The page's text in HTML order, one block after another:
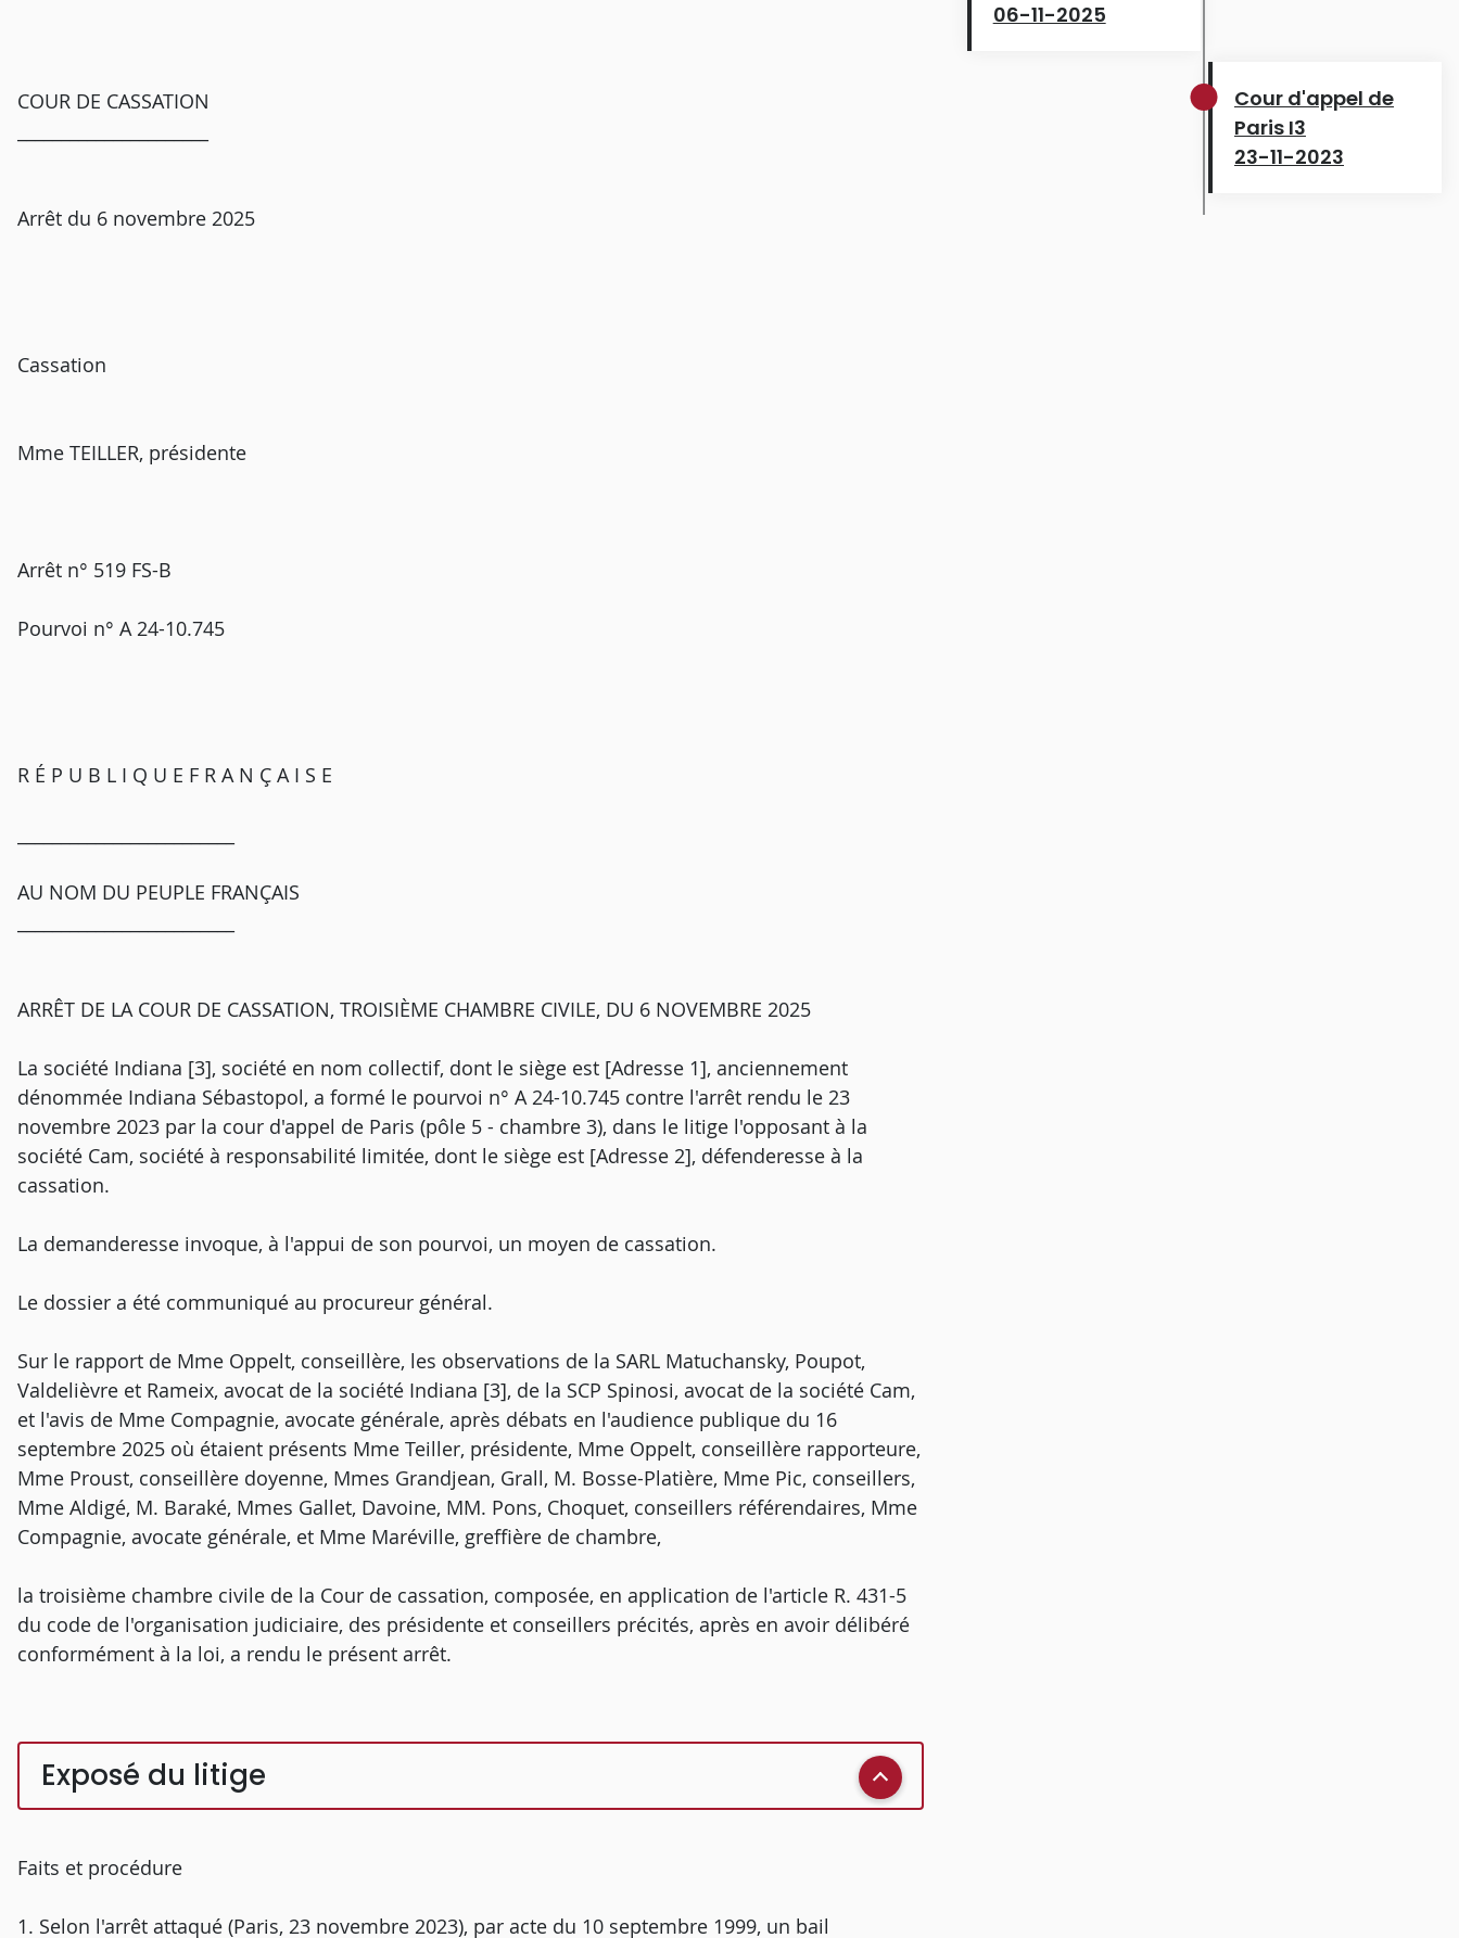
COUR DE CASSATION
Arrêt du 6 novembre 2025
Cassation
Mme TEILLER, présidente
Arrêt n° 519 FS-B
Pourvoi n° A 24-10.745
R É P U B L I Q U E F R A N Ç A I S E
AU NOM DU PEUPLE FRANÇAIS
ARRÊT DE LA COUR DE CASSATION, TROISIÈME CHAMBRE CIVILE, DU 6 NOVEMBRE 2025
La société Indiana [3], société en nom collectif, dont le siège est [Adresse 1], anciennement
dénommée Indiana Sébastopol, a formé le pourvoi n° A 24-10.745 contre l'arrêt rendu le 23
novembre 2023 par la cour d'appel de Paris (pôle 5 - chambre 3), dans le litige l'opposant à la
société Cam, société à responsabilité limitée, dont le siège est [Adresse 2], défenderesse à la
cassation.
La demanderesse invoque, à l'appui de son pourvoi, un moyen de cassation.
Le dossier a été communiqué au procureur général.
Sur le rapport de Mme Oppelt, conseillère, les observations de la SARL Matuchansky, Poupot,
Valdelièvre et Rameix, avocat de la société Indiana [3], de la SCP Spinosi, avocat de la société Cam,
et l'avis de Mme Compagnie, avocate générale, après débats en l'audience publique du 16
septembre 2025 où étaient présents Mme Teiller, présidente, Mme Oppelt, conseillère rapporteure,
Mme Proust, conseillère doyenne, Mmes Grandjean, Grall, M. Bosse-Platière, Mme Pic, conseillers,
Mme Aldigé, M. Baraké, Mmes Gallet, Davoine, MM. Pons, Choquet, conseillers référendaires, Mme
Compagnie, avocate générale, et Mme Maréville, greffière de chambre,
la troisième chambre civile de la Cour de cassation, composée, en application de l'article R. 431-5
du code de l'organisation judiciaire, des présidente et conseillers précités, après en avoir délibéré
conformément à la loi, a rendu le présent arrêt.
Exposé du litige
Faits et procédure
1. Selon l'arrêt attaqué (Paris, 23 novembre 2023), par acte du 10 septembre 1999, un bail
06-11-2025
Cour d'appel de
Paris I3
23-11-2023